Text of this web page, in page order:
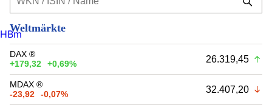
Weltmärkte
DAX ®
+179,32
+0,69% 26.319,45
MDAX ®
-23,92
-0,07% 32.407,20
HBm